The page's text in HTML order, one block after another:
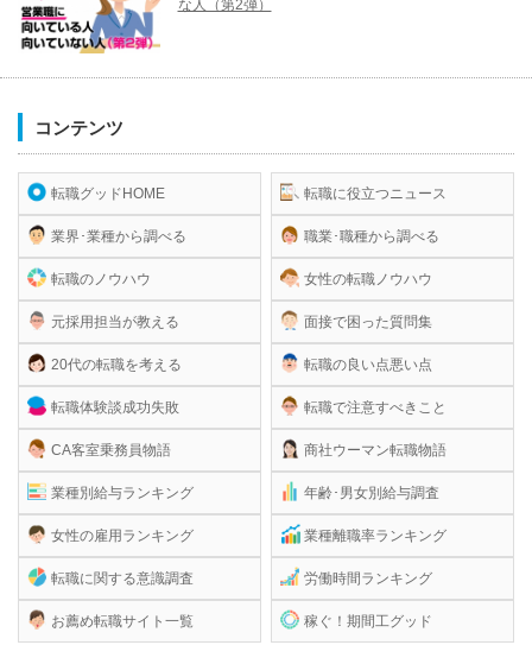
な人（第2弾）
コンテンツ
転職グッドHOME
業界･業種から調べる
転職のノウハウ
元採用担当が教える
20代の転職を考える
転職体験談成功失敗
CA客室乗務員物語
業種別給与ランキング
女性の雇用ランキング
転職に関する意識調査
お薦め転職サイト一覧
転職に役立つニュース
職業･職種から調べる
女性の転職ノウハウ
面接で困った質問集
転職の良い点悪い点
転職で注意すべきこと
商社ウーマン転職物語
年齢･男女別給与調査
業種離職率ランキング
労働時間ランキング
稼ぐ！期間工グッド